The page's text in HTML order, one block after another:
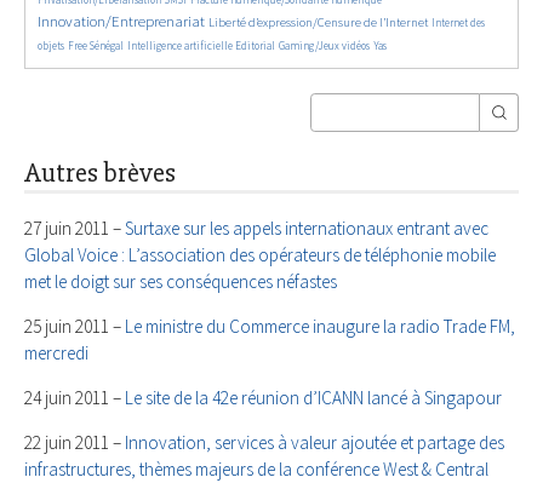
Innovation/Entreprenariat
1375/5787 Liberté d’expression/Censure de l’Internet
50/5787
Internet des
objets
182/5787Free Sénégal
873/5787 Intelligence artificielle
198/5787 Editorial
71/5787 Gaming/Jeux vidéos
25/5787 Yas
Autres brèves
27 juin 2011 –Surtaxe sur les appels internationaux entrant avec
Global Voice : L’association des opérateurs de téléphonie mobile
met le doigt sur ses conséquences néfastes
25 juin 2011 – Le ministre du Commerce inaugure la radio Trade FM,
mercredi
24 juin 2011 – Le site de la 42e réunion d’ICANN lancé à Singapour
22 juin 2011 – Innovation, services à valeur ajoutée et partage des
infrastructures, thèmes majeurs de la conférence West & Central